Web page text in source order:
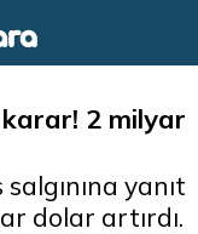
2 milyar
yanıt
dolar artırdı.